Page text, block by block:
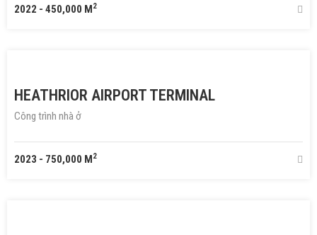
2022 - 450,000 M2
HEATHRIOR AIRPORT TERMINAL
Công trình nhà ở
2023 - 750,000 M2